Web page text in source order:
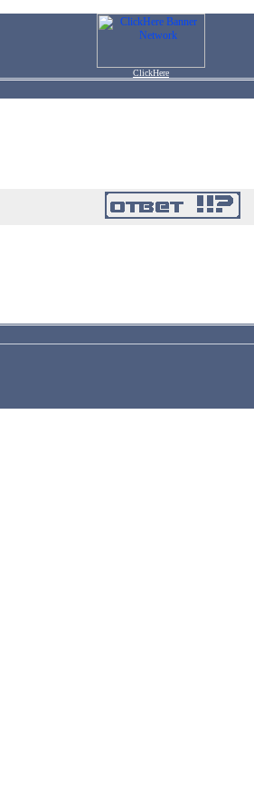
ClickHere